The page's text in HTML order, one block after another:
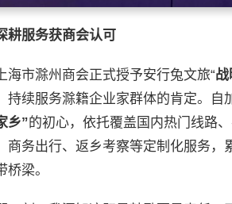
耕服务获商会认可
海市滁州商会正式授予安行兔文旅“
持续服务滁籍企业家群体的肯定。自
乡”的初心，依托覆盖国内热门线路
商务出行、返乡考察等定制化服务
梁。